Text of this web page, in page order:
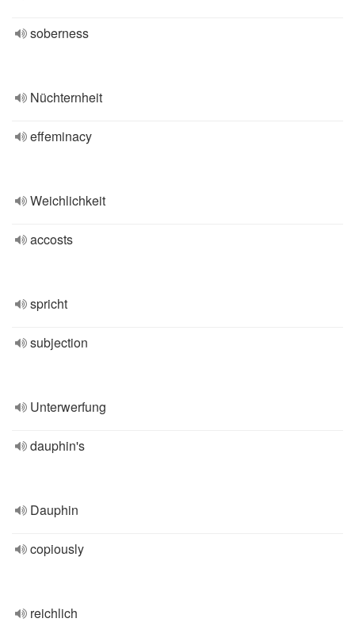
soberness
Nüchternheit
effeminacy
Weichlichkeit
accosts
spricht
subjection
Unterwerfung
dauphin's
Dauphin
copiously
reichlich